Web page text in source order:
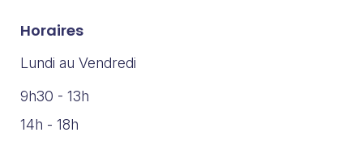
Horaires
Lundi au Vendredi
9h30 - 13h
14h - 18h